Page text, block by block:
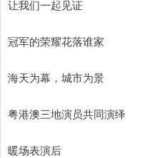
让我们一起见证
冠军的荣耀花落谁家
海天为幕，城市为景
粤港澳三地演员共同演绎
暖场表演后